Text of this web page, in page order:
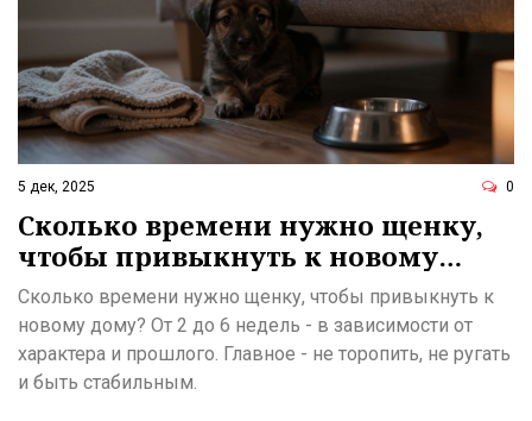
5 дек, 2025 0
Сколько времени нужно щенку,
чтобы привыкнуть к новому
дому?
Сколько времени нужно щенку, чтобы привыкнуть к
новому дому? От 2 до 6 недель - в зависимости от
характера и прошлого. Главное - не торопить, не ругать
и быть стабильным.